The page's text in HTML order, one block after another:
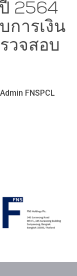
2564
การเงิน
วจสอบ
Admin FNSPCL